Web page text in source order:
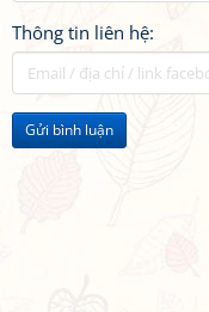
Thông tin liên hệ:
Gửi bình luận